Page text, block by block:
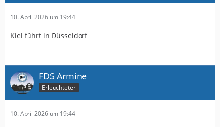
10. April 2026 um 19:44
Kiel führt in Düsseldorf
FDS Armine
Erleuchteter
10. April 2026 um 19:44